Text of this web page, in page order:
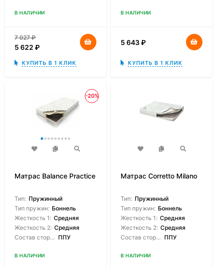
В НАЛИЧИИ
7 027₽
5 622 ₽
КУПИТЬ В 1 КЛИК
В НАЛИЧИИ
5 643₽
КУПИТЬ В 1 КЛИК
-20%
Матрас Balance Practice
Тип: Пружинный
Тип пружин: Боннель
Жесткость 1: Средняя
Жесткость 2: Средняя
Состав сторон: ППУ
В НАЛИЧИИ
Матрас Corretto Milano
Тип: Пружинный
Тип пружин: Боннель
Жесткость 1: Средняя
Жесткость 2: Средняя
Состав сторон: ППУ
В НАЛИЧИИ